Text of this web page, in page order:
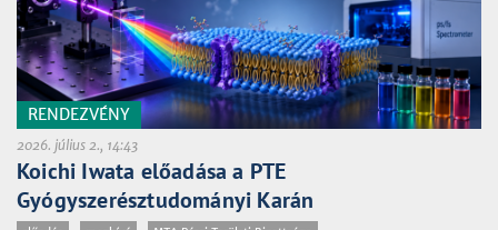
RENDEZVÉNY
2026. július 2., 14:43
Koichi Iwata előadása a PTE
Gyógyszerésztudományi Karán